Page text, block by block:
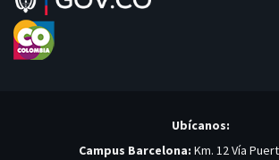
Ubícanos:
Campus Barcelona: Km. 12 Vía